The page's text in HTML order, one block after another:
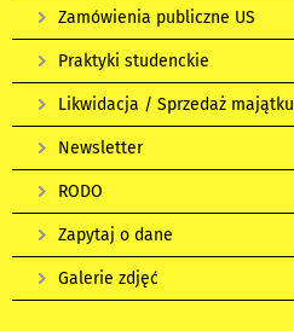
Zamówienia publiczne US
Praktyki studenckie
Likwidacja / Sprzedaż majątku
Newsletter
RODO
Zapytaj o dane
Galerie zdjęć